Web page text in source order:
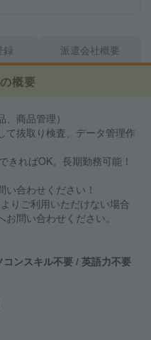
録 派遣会社概要
概要
商品管理）
て抜取り検査、データ管理作
きればOK。長期勤務可能！
合わせください！
りご利用いただけない場合
問い合わせください。
ンスキル不要 / 英語力不要